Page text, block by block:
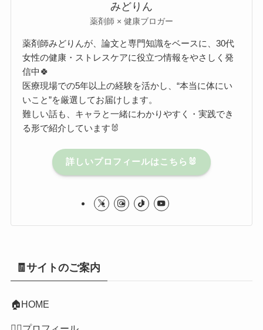
みどりん
薬剤師 × 健康ブロガー
薬剤師みどりんが、論文と専門知識をベースに、30代
女性の健康・ストレスケアに役立つ情報をやさしく発
信中🍀
医療現場での5年以上の経験を活かし、“本当に体にい
いこと”を厳選してお届けします。
難しい話も、キャラと一緒にわかりやすく・実践でき
る形で紹介しています🐰
詳しいプロフィールはこちら🐰
🧾サイトのご案内
🏠HOME